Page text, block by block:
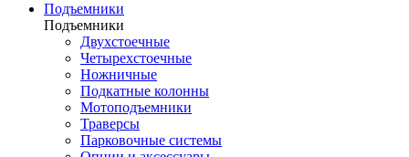
Подъемники
Подъемники
Двухстоечные
Четырехстоечные
Ножничные
Подкатные колонны
Мотоподъемники
Траверсы
Парковочные системы